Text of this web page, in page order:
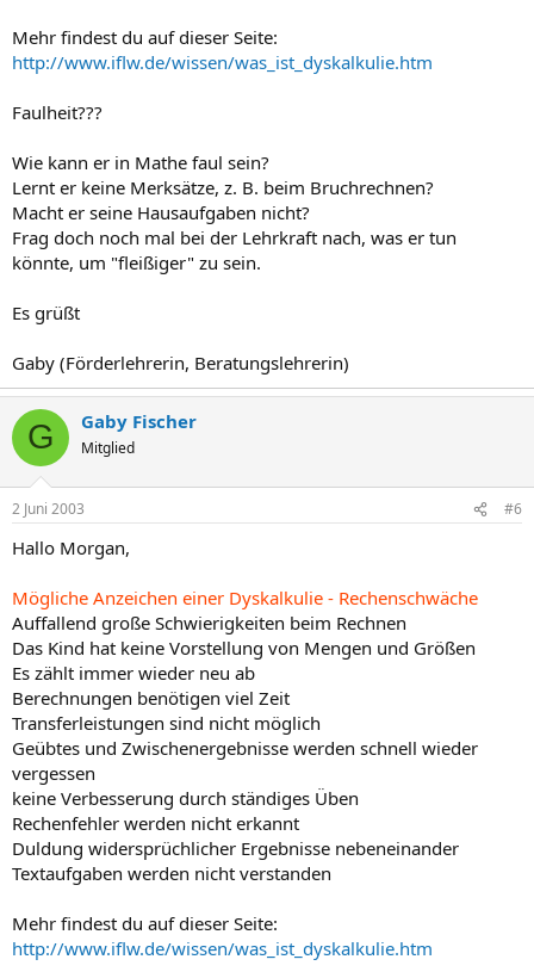
Mehr findest du auf dieser Seite:
http://www.iflw.de/wissen/was_ist_dyskalkulie.htm
Faulheit???
Wie kann er in Mathe faul sein?
Lernt er keine Merksätze, z. B. beim Bruchrechnen?
Macht er seine Hausaufgaben nicht?
Frag doch noch mal bei der Lehrkraft nach, was er tun
könnte, um "fleißiger" zu sein.
Es grüßt
Gaby (Förderlehrerin, Beratungslehrerin)
G Gaby Fischer
Mitglied
2 Juni 2003 #6
Hallo Morgan,
Mögliche Anzeichen einer Dyskalkulie - Rechenschwäche
Auffallend große Schwierigkeiten beim Rechnen
Das Kind hat keine Vorstellung von Mengen und Größen
Es zählt immer wieder neu ab
Berechnungen benötigen viel Zeit
Transferleistungen sind nicht möglich
Geübtes und Zwischenergebnisse werden schnell wieder
vergessen
keine Verbesserung durch ständiges Üben
Rechenfehler werden nicht erkannt
Duldung widersprüchlicher Ergebnisse nebeneinander
Textaufgaben werden nicht verstanden
Mehr findest du auf dieser Seite:
http://www.iflw.de/wissen/was_ist_dyskalkulie.htm